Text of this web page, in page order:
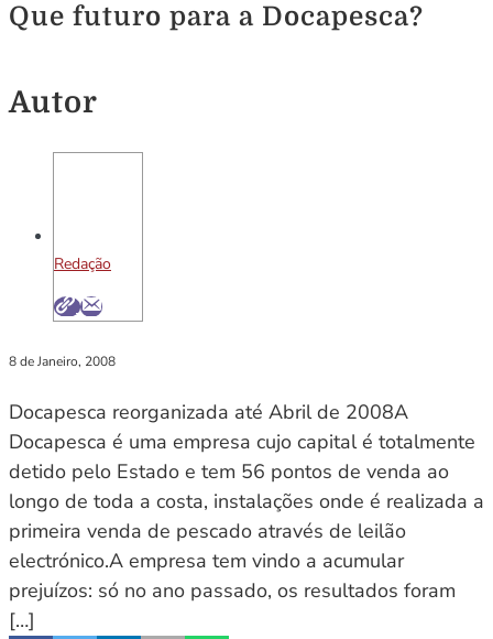
Que futuro para a Docapesca?
Autor
Redação
8 de Janeiro, 2008
Docapesca reorganizada até Abril de 2008A
Docapesca é uma empresa cujo capital é totalmente
detido pelo Estado e tem 56 pontos de venda ao
longo de toda a costa, instalações onde é realizada a
primeira venda de pescado através de leilão
electrónico.A empresa tem vindo a acumular
prejuízos: só no ano passado, os resultados foram
[…]